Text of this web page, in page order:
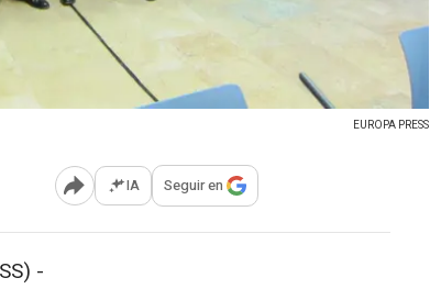
EUROPA PRESS
Abrir opciones para compartir
IA Seguir en
-